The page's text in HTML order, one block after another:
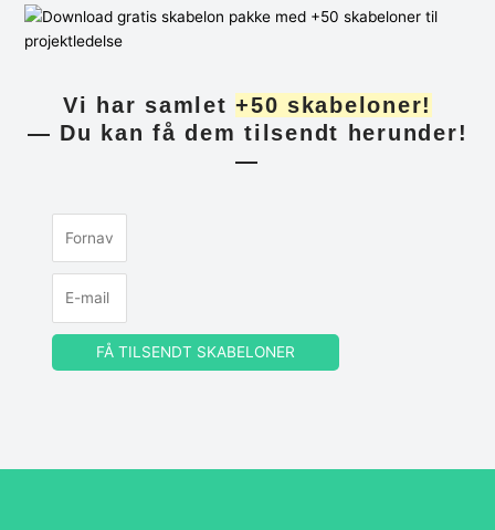
Vi har samlet+50 skabeloner!
— Du kan få dem tilsendt herunder!
—
FÅ TILSENDT SKABELONER